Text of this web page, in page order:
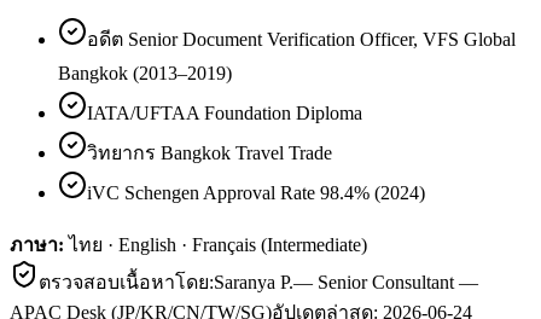
อดีต Senior Document Verification Officer, VFS Global
Bangkok (2013–2019)
IATA/UFTAA Foundation Diploma
วิทยากร Bangkok Travel Trade
iVC Schengen Approval Rate 98.4% (2024)
ภาษา: ไทย · English · Français (Intermediate)
ตรวจสอบเนื้อหาโดย:Saranya P.— Senior Consultant —
APAC Desk (JP/KR/CN/TW/SG)อัปเดตล่าสุด: 2026-06-24